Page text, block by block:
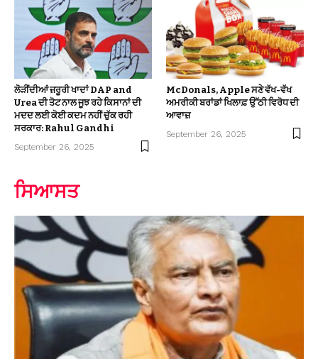
ਲੋੜੀਂਦੀਆਂ ਜ਼ਰੂਰੀ ਖਾਦਾਂ DAP and
Urea ਦੀ ਤੋਟ ਨਾਲ ਜੂਝ ਰਹੇ ਕਿਸਾਨਾਂ ਦੀ
ਮਦਦ ਲਈ ਕੋਈ ਕਦਮ ਨਹੀਂ ਚੁੱਕ ਰਹੀ
ਸਰਕਾਰ: Rahul Gandhi
September 26, 2025
McDonals, Apple ਸਣੇ ਵੱਖ-ਵੱਖ
ਅਮਰੀਕੀ ਬਰਾਂਡਾਂ ਖਿਲਾਫ਼ ਉੱਠੀ ਵਿਰੋਧ ਦੀ
ਆਵਾਜ਼
September 26, 2025
ਸਿਆਸਤ